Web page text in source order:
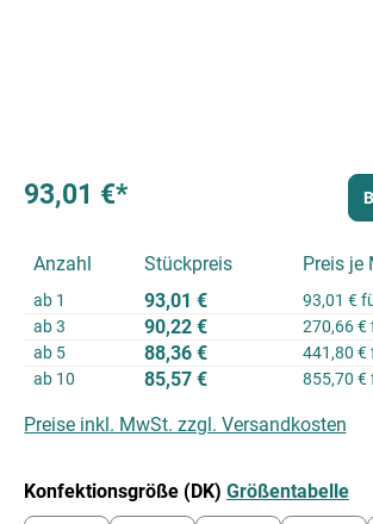
93,01 €*
Anzahl Stückpreis Preis je
ab 1 93,01 €
93,01 €
ab3 90,22 €
270,66 €
ab 5 88,36 €
441,80 €
ab 10 85,57 € 855,70 €
Preise inkl. MwSt. zzgl. Versandkosten
Konfektionsgröße (DK) auswählen
Größentabelle